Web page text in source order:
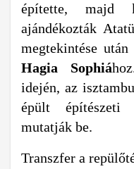
építette, majd
ajándékozták
megtekintése
Hagia Sophiá
idején, az
épült építészeti
mutatják be.
Transzfer a